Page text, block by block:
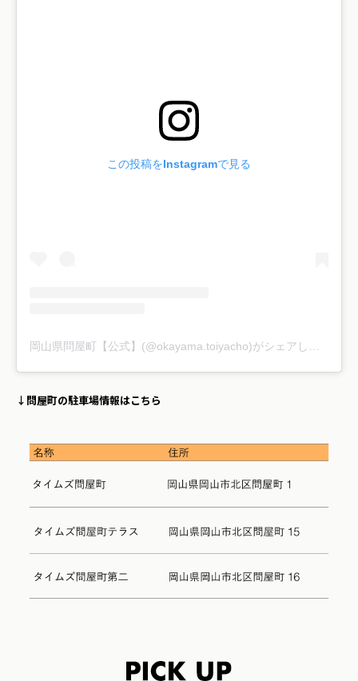
この投稿をInstagramで見る
↓問屋町の駐車場情報はこちら